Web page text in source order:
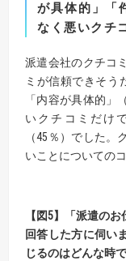
が具体的」「
なく悪いクチ
派遣会社のクチコ
ミが信頼できそう
「内容が具体的」
いクチコミだけ
（45％）でした
いことについての
【 図5】
「派遣の
回答した方に伺い
じるのはどんな時